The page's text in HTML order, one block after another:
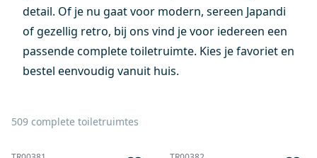
detail. Of je nu gaat voor modern, sereen Japandi
of gezellig retro, bij ons vind je voor iedereen een
passende complete toiletruimte. Kies je favoriet en
bestel eenvoudig vanuit huis.
509 complete toiletruimtes